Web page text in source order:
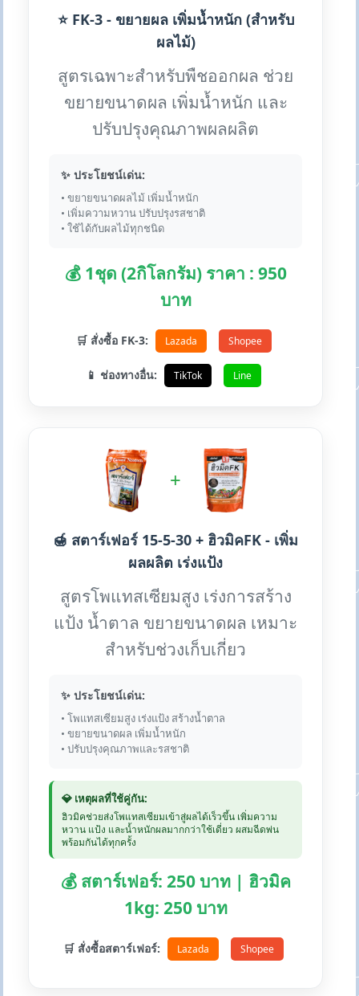
⭐ FK-3 - ขยายผล เพิ่มน้ำหนัก (สำหรับ
ผลไม้)
สูตรเฉพาะสำหรับพืชออกผล ช่วย
ขยายขนาดผล เพิ่มน้ำหนัก และ
ปรับปรุงคุณภาพผลผลิต
✨ ประโยชน์เด่น:
• ขยายขนาดผลไม้ เพิ่มน้ำหนัก
• เพิ่มความหวาน ปรับปรุงรสชาติ
• ใช้ได้กับผลไม้ทุกชนิด
💰 1ชุด (2กิโลกรัม) ราคา : 950
บาท
🛒 สั่งซื้อ FK-3: Lazada Shopee
📱 ช่องทางอื่น: TikTok Line
+
🍯 สตาร์เฟอร์ 15-5-30 + ฮิวมิคFK - เพิ่ม
ผลผลิต เร่งแป้ง
สูตรโพแทสเซียมสูง เร่งการสร้าง
แป้ง น้ำตาล ขยายขนาดผล เหมาะ
สำหรับช่วงเก็บเกี่ยว
✨ ประโยชน์เด่น:
• โพแทสเซียมสูง เร่งแป้ง สร้างน้ำตาล
• ขยายขนาดผล เพิ่มน้ำหนัก
• ปรับปรุงคุณภาพและรสชาติ
💎 เหตุผลที่ใช้คู่กัน:
ฮิวมิคช่วยส่งโพแทสเซียมเข้าสู่ผลได้เร็วขึ้น เพิ่มความ
หวาน แป้ง และน้ำหนักผลมากกว่าใช้เดี่ยว ผสมฉีดพ่น
พร้อมกันได้ทุกครั้ง
💰 สตาร์เฟอร์: 250 บาท | ฮิวมิค
1kg: 250 บาท
🛒 สั่งซื้อสตาร์เฟอร์: Lazada Shopee